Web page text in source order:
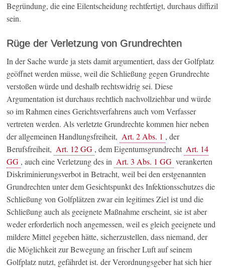
Begründung, die eine Eilentscheidung rechtfertigt, durchaus diffizil
sein.
Rüge der Verletzung von Grundrechten
In der Sache wurde ja stets damit argumentiert, dass der Golfplatz
geöffnet werden müsse, weil die Schließung gegen Grundrechte
verstoßen würde und deshalb rechtswidrig sei. Diese
Argumentation ist durchaus rechtlich nachvollziehbar und würde
so im Rahmen eines Gerichtsverfahrens auch vom Verfasser
vertreten werden. Als verletzte Grundrechte kommen hier neben
der allgemeinen Handlungsfreiheit, Art. 2 Abs. 1 , der
Berufsfreiheit, Art. 12 GG , dem Eigentumsgrundrecht Art. 14
GG , auch eine Verletzung des in Art. 3 Abs. 1 GG verankerten
Diskriminierungsverbot in Betracht, weil bei den erstgenannten
Grundrechten unter dem Gesichtspunkt des Infektionsschutzes die
Schließung von Golfplätzen zwar ein legitimes Ziel ist und die
Schließung auch als geeignete Maßnahme erscheint, sie ist aber
weder erforderlich noch angemessen, weil es gleich geeignete und
mildere Mittel gegeben hätte, sicherzustellen, dass niemand, der
die Möglichkeit zur Bewegung an frischer Luft auf seinem
Golfplatz nutzt, gefährdet ist. der Verordnungsgeber hat sich hier